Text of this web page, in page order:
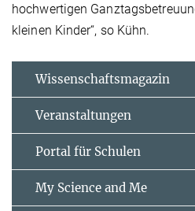
hochwertigen
kleinen Kinder“, so Kühn.
Wissenschaftsmagazin
Veranstaltungen
Portal für Schulen
My Science and Me